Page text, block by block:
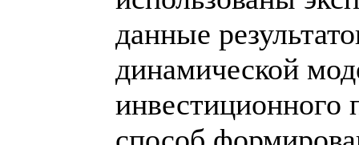
данные
динамической
инвестиционного